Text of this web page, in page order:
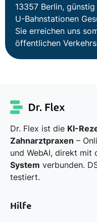
13357 Berlin,
U-Bahnstationen
Sie erreichen uns
öffentlichen
Dr. Flex ist die KI-
Zahnarztpraxen –
und WebAI, direkt mit
System verbunden.
testiert.
Hilfe